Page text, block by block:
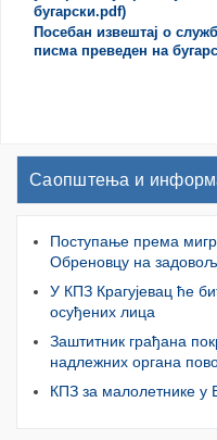
Посебан извештај о
писма преведен на
Саопштења и
Поступање према
Обреновцу на
У КПЗ Крагујевац ће
осуђених лица
Заштитник грађана
надлежних органа
КПЗ за малолетнике